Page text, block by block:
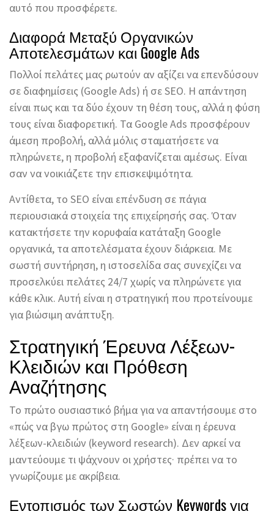
αυτό που προσφέρετε.
Διαφορά Μεταξύ Οργανικών
Αποτελεσμάτων και Google Ads
Πολλοί πελάτες μας ρωτούν αν αξίζει να επενδύσουν
σε διαφημίσεις (Google Ads) ή σε SEO. Η απάντηση
είναι πως και τα δύο έχουν τη θέση τους, αλλά η φύση
τους είναι διαφορετική. Τα Google Ads προσφέρουν
άμεση προβολή, αλλά μόλις σταματήσετε να
πληρώνετε, η προβολή εξαφανίζεται αμέσως. Είναι
σαν να νοικιάζετε την επισκεψιμότητα.
Αντίθετα, το SEO είναι επένδυση σε πάγια
περιουσιακά στοιχεία της επιχείρησής σας. Όταν
κατακτήσετε την κορυφαία κατάταξη Google
οργανικά, τα αποτελέσματα έχουν διάρκεια. Με
σωστή συντήρηση, η ιστοσελίδα σας συνεχίζει να
προσελκύει πελάτες 24/7 χωρίς να πληρώνετε για
κάθε κλικ. Αυτή είναι η στρατηγική που προτείνουμε
για βιώσιμη ανάπτυξη.
Στρατηγική Έρευνα Λέξεων-
Κλειδιών και Πρόθεση
Αναζήτησης
Το πρώτο ουσιαστικό βήμα για να απαντήσουμε στο
«πώς να βγω πρώτος στη Google» είναι η έρευνα
λέξεων-κλειδιών (keyword research). Δεν αρκεί να
μαντεύουμε τι ψάχνουν οι χρήστες· πρέπει να το
γνωρίζουμε με ακρίβεια.
Εντοπισμός των Σωστών Keywords για